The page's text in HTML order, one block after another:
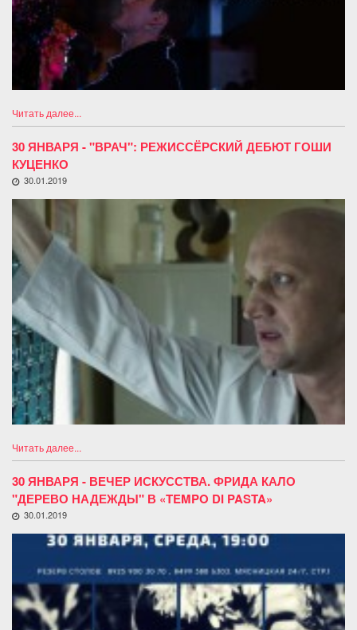
Читать далее...
30 ЯНВАРЯ - "ВРАЧ": РЕЖИССЁРСКИЙ ДЕБЮТ ГОШИ
КУЦЕНКО
30.01.2019
Читать далее...
30 ЯНВАРЯ - ВЕЧЕР ИСКУССТВА. ФРИДА КАЛО
"ДЕРЕВО НАДЕЖДЫ" В «TEMPO DI PASTA»
30.01.2019